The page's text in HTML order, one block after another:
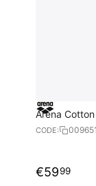
Arena
CODE:
€5999